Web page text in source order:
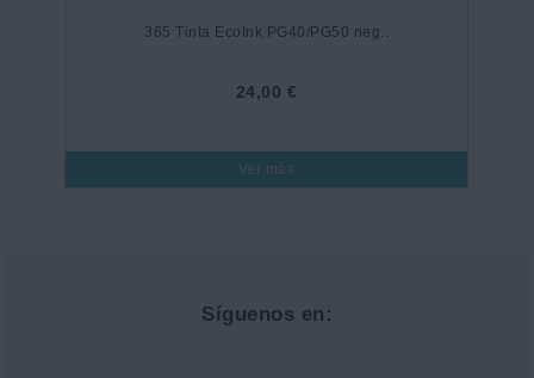
365 Tinta EcoInk PG40/PG50 neg..
24,00 €
Ver más
Síguenos en: